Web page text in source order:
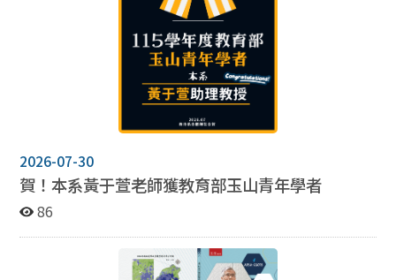
2026-07-30
賀！本系黃于萱老師獲教育部玉山青年學者
86